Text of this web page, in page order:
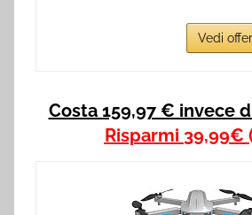
Vedi
Costa 159,97 € invece
Risparmi 39,99€